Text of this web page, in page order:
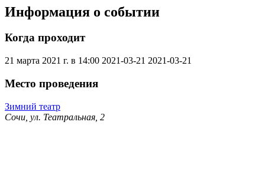
Информация о событии
Когда проходит
21 марта 2021 г. в 14:00 2021-03-21 2021-03-21
Место проведения
Зимний театр
Сочи, ул. Театральная, 2